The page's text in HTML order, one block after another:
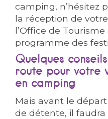
camping, n’hésitez
la réception de
l’Office de Tourisme
programme des
Quelques
route pour votre
en camping
Mais avant le
de détente, il